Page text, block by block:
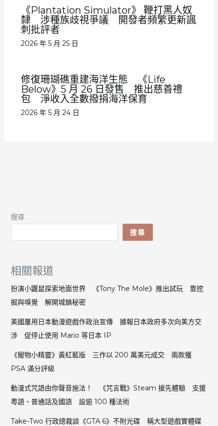
《Plantation Simulator》 鞭打黑人奴
隸 涉種族歧視爭議 開發者頻繁更新諷
刺批評者
2026 年 5 月 25 日
修復珊瑚礁重建海洋生態 《Life
Below》5 月 26 日發售 推出慈善禮
包 淨收入全數撥捐海洋保育
2026 年 5 月 24 日
搜尋
搜尋
相關報道
扮演小鼴鼠探索地面世界 《Tony The Mole》推出試玩 靠挖
掘與嗅覺 解開城鎮秘密
美國屢用日本動漫遊戲作政治宣傳 據報日本政府多次向美方交
涉 促停止使用 Mario 等日本 IP
《寵物小精靈》黃紅藍版 三作以 200 萬美元成交 兩款獲
PSA 滿分評級
動漫式咒語由你聲音施法！ 《咒言戰》Steam 搶先體驗 支援
粵語、普通話及國語 設逾 100 種法術
Take-Two 行政總裁談《GTA 6》不附光碟 稱大型遊戲實體碟